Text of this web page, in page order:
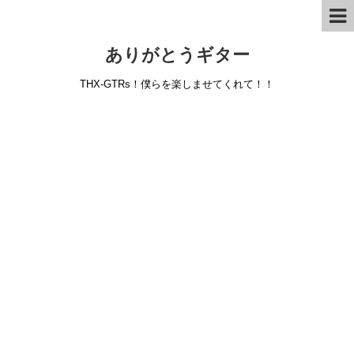
ありがとうギター
THX-GTRs！僕らを楽しませてくれて！！